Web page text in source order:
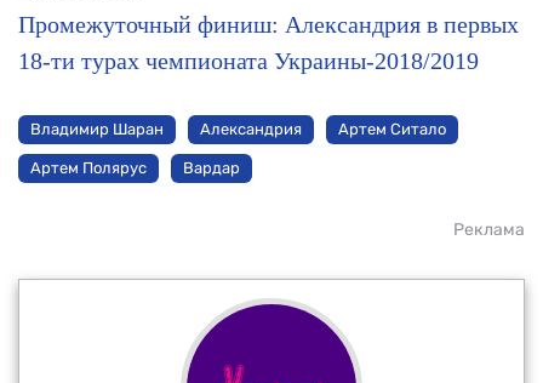
Промежуточный финиш: Александрия в первых
18-ти турах чемпионата Украины-2018/2019
Владимир Шаран Александрия Артем Ситало
Артем Полярус Вардар
Реклама